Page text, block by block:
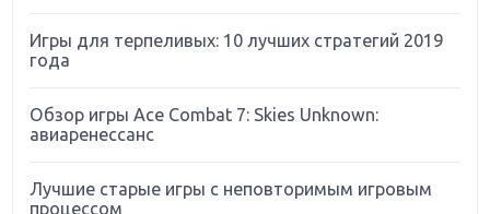
Игры для терпеливых: 10 лучших стратегий 2019
года
Обзор игры Ace Combat 7: Skies Unknown:
авиаренессанс
Лучшие старые игры с неповторимым игровым
процессом